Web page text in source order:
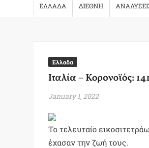
ΕΛΛΑΔΑ ΔΙΕΘΝΗ
Ελλαδα
Ιταλία – Κορονοϊός:
January 1, 2022
Το τελευταίο
έχασαν την ζωή τους.